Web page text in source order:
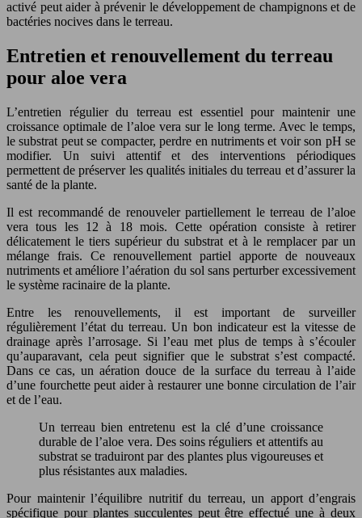
activé peut aider à prévenir le développement de champignons et de
bactéries nocives dans le terreau.
Entretien et renouvellement du terreau
pour aloe vera
L’entretien régulier du terreau est essentiel pour maintenir une
croissance optimale de l’aloe vera sur le long terme. Avec le temps,
le substrat peut se compacter, perdre en nutriments et voir son pH se
modifier. Un suivi attentif et des interventions périodiques
permettent de préserver les qualités initiales du terreau et d’assurer la
santé de la plante.
Il est recommandé de renouveler partiellement le terreau de l’aloe
vera tous les 12 à 18 mois. Cette opération consiste à retirer
délicatement le tiers supérieur du substrat et à le remplacer par un
mélange frais. Ce renouvellement partiel apporte de nouveaux
nutriments et améliore l’aération du sol sans perturber excessivement
le système racinaire de la plante.
Entre les renouvellements, il est important de surveiller
régulièrement l’état du terreau. Un bon indicateur est la vitesse de
drainage après l’arrosage. Si l’eau met plus de temps à s’écouler
qu’auparavant, cela peut signifier que le substrat s’est compacté.
Dans ce cas, un aération douce de la surface du terreau à l’aide
d’une fourchette peut aider à restaurer une bonne circulation de l’air
et de l’eau.
Un terreau bien entretenu est la clé d’une croissance
durable de l’aloe vera. Des soins réguliers et attentifs au
substrat se traduiront par des plantes plus vigoureuses et
plus résistantes aux maladies.
Pour maintenir l’équilibre nutritif du terreau, un apport d’engrais
spécifique pour plantes succulentes peut être effectué une à deux